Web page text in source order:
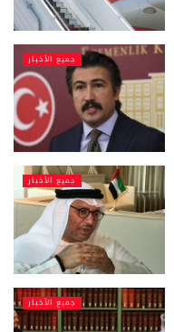
جميع الأخبار
جميع الأخبار
جميع الأخبار